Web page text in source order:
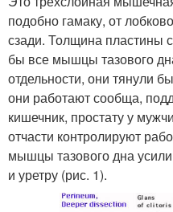
подобно гамаку, от
сзади. Толщина пластины
бы все мышцы тазового
отдельности, они тянули
они работают сообща,
кишечник, простату у
отчасти контролируют
мышцы тазового дна
и уретру (рис. 1).